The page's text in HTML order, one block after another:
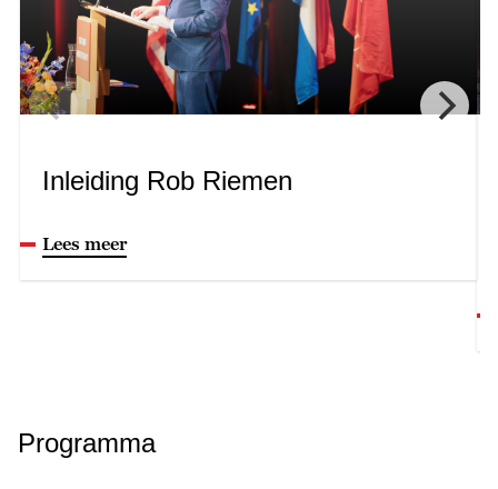
Inleiding Rob Riemen
Lees meer
Programma